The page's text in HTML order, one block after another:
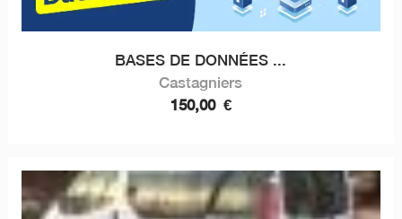
BASES DE DONNÉES ...
Castagniers
150,00 €